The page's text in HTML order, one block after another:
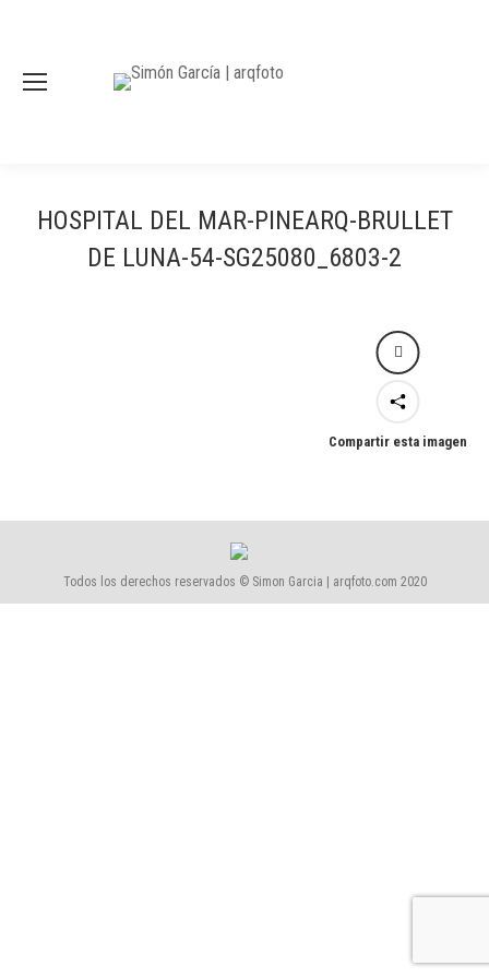
HOSPITAL DEL MAR-PINEARQ-BRULLET
DE LUNA-54-SG25080_6803-2
Compartir esta imagen
Todos los derechos reservados © Simon Garcia | arqfoto.com 2020